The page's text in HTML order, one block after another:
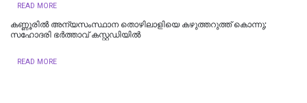
READ MORE
കണ്ണൂരിൽ അന്യസംസ്ഥാന തൊഴിലാളിയെ കഴുത്തറുത്ത് കൊന്നു;
സഹോദരി ഭർത്താവ് കസ്റ്റഡിയിൽ
READ MORE